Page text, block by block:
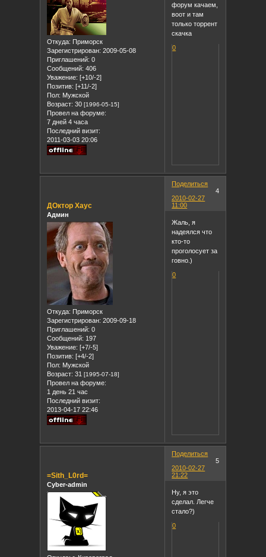
Откуда: Приморск
Зарегистрирован: 2009-05-08
Приглашений: 0
Сообщений: 406
Уважение: [+10/-2]
Позитив: [+11/-2]
Пол: Мужской
Возраст: 30[1996-05-15]
Провел на форуме:
7 дней 4 часа
Последний визит:
2011-03-03 20:06
форум качаем,
воот и там
только торрент
скачка
0
Поделиться
4
2010-02-27
11:00
ДОктор Хаус
Админ
Откуда: Приморск
Зарегистрирован: 2009-09-18
Приглашений: 0
Сообщений: 197
Уважение: [+7/-5]
Позитив: [+4/-2]
Пол: Мужской
Возраст: 31[1995-07-18]
Провел на форуме:
1 день 21 час
Последний визит:
2013-04-17 22:46
Жаль, я
надеялся что
кто-то
проголосует за
говно.)
0
Поделиться
5
2010-02-27
21:22
=Sith_L0rd=
Cyber-admin
Ну, я это
сделал. Легче
стало?)
0